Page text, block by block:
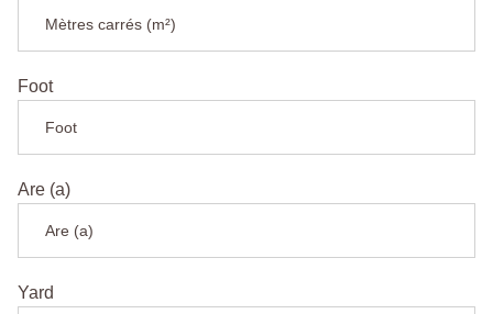
Foot
Are (a)
Yard